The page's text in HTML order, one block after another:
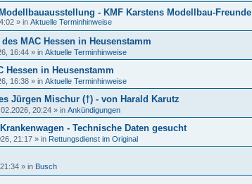
- KMF Karstens Modellbau-Freunde
» in Aktuelle Terminhinweise
MAC Hessen in Heusenstamm
16:44 » in Aktuelle Terminhinweise
Hessen in Heusenstamm
16:38 » in Aktuelle Terminhinweise
Jürgen Mischur (†) - von Harald Karutz
20:24 » in Ankündigungen
- Technische Daten gesucht
21:17 » in Rettungsdienst im Original
» in Busch